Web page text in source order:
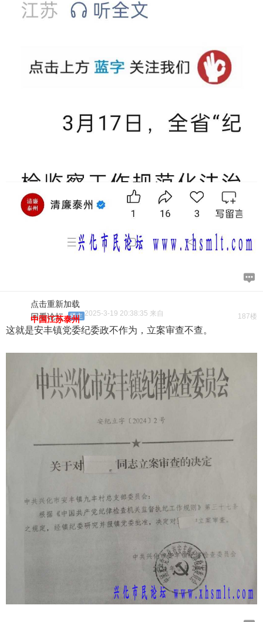
点击重新加载
187楼
回看论坛 楼主 2025-3-19 20:38:35 来自
中国江苏泰州
这就是安丰镇党委纪委政不作为，立案审查不查。